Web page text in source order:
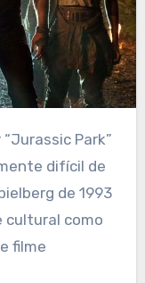
difícil de
de 1993
cultural como
filme